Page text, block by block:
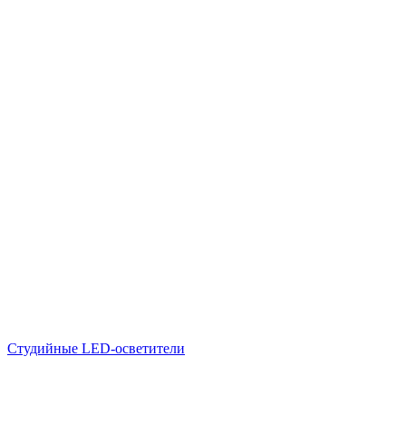
Студийные LED-осветители